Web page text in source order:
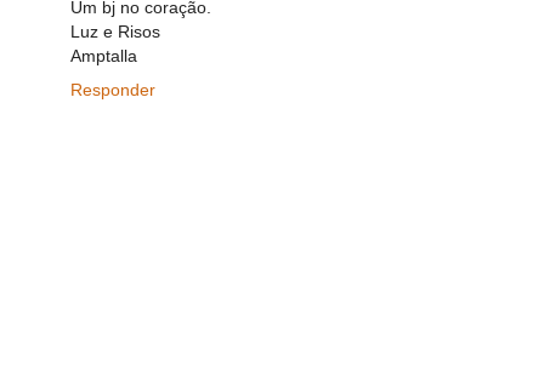
Um bj no coração.
Luz e Risos
Amptalla
Responder